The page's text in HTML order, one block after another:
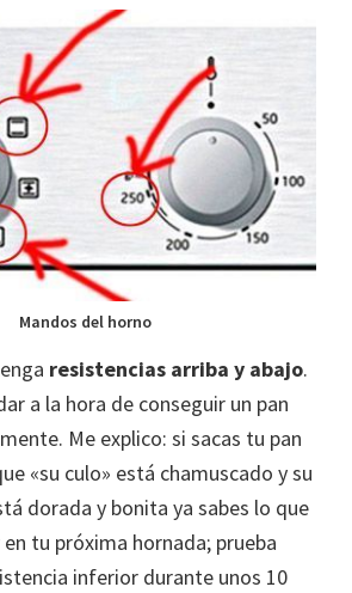
Mandos del horno
resistencias arriba y abajo.
a la hora de conseguir un pan
Me explico: si sacas tu pan
«su culo» está chamuscado y su
dorada y bonita ya sabes lo que
tu próxima hornada; prueba
inferior durante unos 10